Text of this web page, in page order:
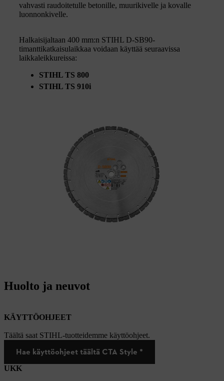
vahvasti raudoitetulle betonille, muurikivelle ja kovalle
luonnonkivelle.
Halkaisijaltaan 400 mm:n STIHL D-SB90-
timanttikatkaisulaikkaa voidaan käyttää seuraavissa
laikkaleikkureissa:
STIHL TS 800
STIHL TS 910i
Huolto ja neuvot
KÄYTTÖOHJEET
Täältä saat STIHL-tuotteidemme käyttöohjeet.
Hae käyttöohjeet täältä CTA Style *
UKK